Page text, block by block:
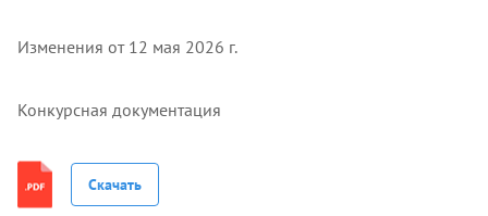
Изменения от 12 мая 2026 г.
Конкурсная документация
Скачать